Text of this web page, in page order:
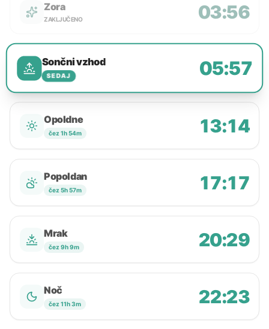
Zora
ZAKLJUČENO 03:56
Sončni vzhod
SEDAJ 05:57
Opoldne
čez 1h 54m 13:14
Popoldan
čez 5h 57m 17:17
Mrak
čez 9h 9m 20:29
Noč
čez 11h 3m 22:23